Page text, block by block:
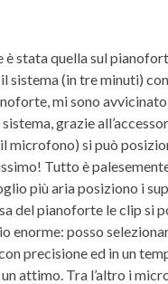
stata quella sul
sistema (in tre minuti)
mi sono
grazie
microfono) si può
Tutto è
più aria posiziono i
del pianoforte le clip si
enorme: posso
precisione ed in un
attimo. Tra l’altro i